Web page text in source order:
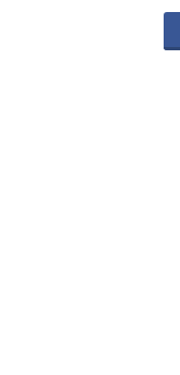
ENTRETENIMENTO